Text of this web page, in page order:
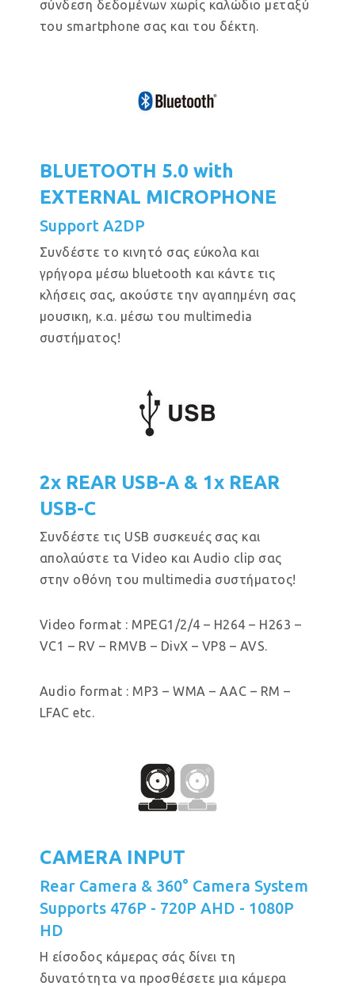
σύνδεση δεδομένων χωρίς καλώδιο μεταξύ
του smartphone σας και του δέκτη.
BLUETOOTH 5.0 with
EXTERNAL MICROPHONE
Support A2DP
Συνδέστε το κινητό σας εύκολα και
γρήγορα μέσω bluetooth και κάντε τις
κλήσεις σας, ακούστε την αγαπημένη σας
μουσικη, κ.α. μέσω του multimedia
συστήματος!
2x REAR USB-A & 1x REAR
USB-C
Συνδέστε τις USB συσκευές σας και
απολαύστε τα Video και Audio clip σας
στην οθόνη του multimedia συστήματος!
Video format : MPEG1/2/4 – H264 – H263 –
VC1 – RV – RMVB – DivX – VP8 – AVS.
Audio format : MP3 – WMA – AAC – RM –
LFAC etc.
CAMERA INPUT
Rear Camera & 360° Camera System
Supports 476P - 720P AHD - 1080P
HD
Η είσοδος κάμερας σάς δίνει τη
δυνατότητα να προσθέσετε μια κάμερα